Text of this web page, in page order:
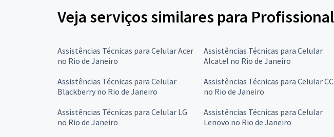
Veja serviços similares para
Assistências Técnicas para Celular Acer
no Rio de Janeiro
Assistências Técnicas para Celular
Alcatel no Rio de Janeiro
Assistências Técnicas para Celular
Blackberry no Rio de Janeiro
Assistências Técnicas para Celular
no Rio de Janeiro
Assistências Técnicas para Celular LG
no Rio de Janeiro
Assistências Técnicas para Celular
Lenovo no Rio de Janeiro